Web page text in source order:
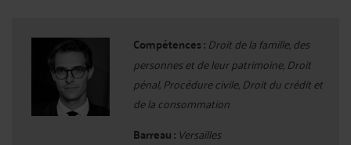
Compétences : Droit de la famille, des
personnes et de leur patrimoine, Droit
pénal, Procédure civile, Droit du crédit et
de la consommation
Barreau : Versailles